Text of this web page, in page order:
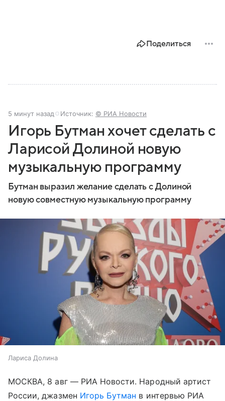
Поделиться
5 минут назад Источник: © РИА Новости
Игорь Бутман хочет сделать с
Ларисой Долиной новую
музыкальную программу
Бутман выразил желание сделать с Долиной
новую совместную музыкальную программу
Лариса Долина
МОСКВА, 8 авг — РИА Новости. Народный артист
России, джазмен Игорь Бутман в интервью РИА